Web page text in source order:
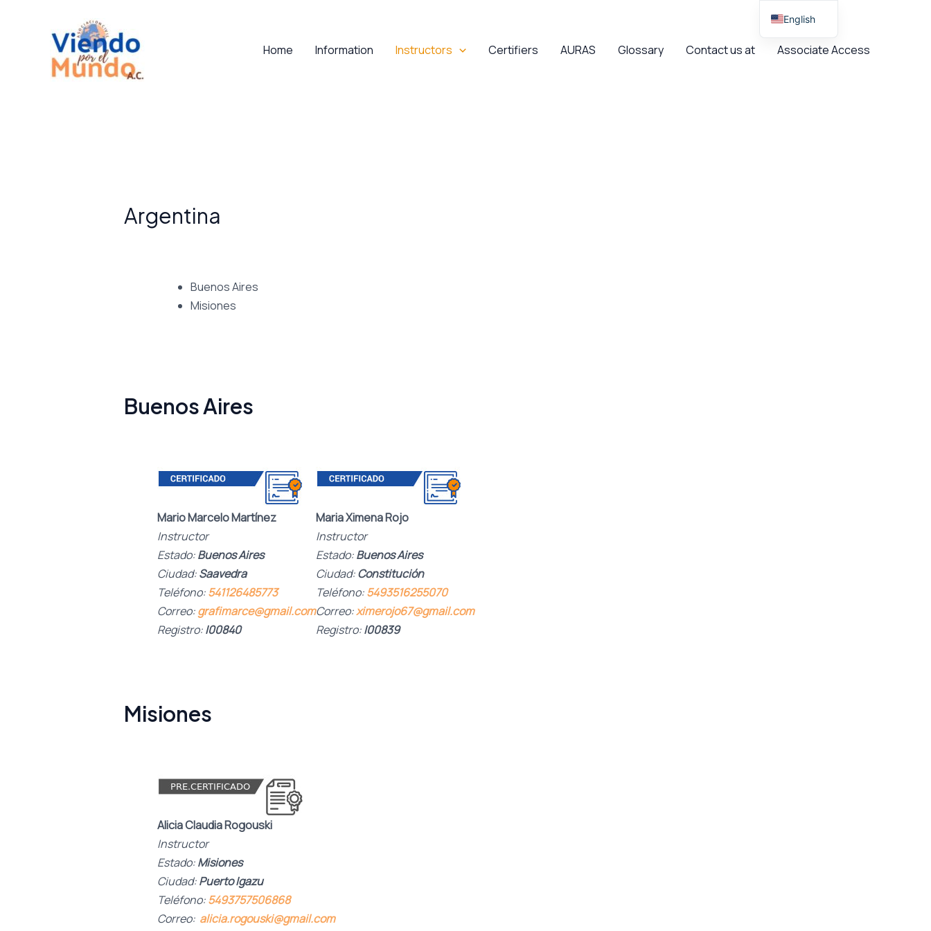
Home Information Instructors Certifiers AURAS Glossary Contact us at Associate Access
Argentina
Buenos Aires
Misiones
Buenos Aires
Mario Marcelo Martínez
Instructor
Estado:Buenos Aires
Ciudad:Saavedra
Teléfono:541126485773
Correo:grafimarce@gmail.com
Registro:I00840
Maria Ximena Rojo
Instructor
Estado:Buenos Aires
Ciudad:Constitución
Teléfono:5493516255070
Correo:ximerojo67@gmail.com
Registro:I00839
Misiones
Alicia Claudia Rogouski
Instructor
Estado:Misiones
Ciudad:Puerto Igazu
Teléfono:5493757506868
Correo: alicia.rogouski@gmail.com
English